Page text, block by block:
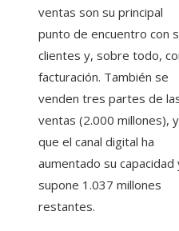
ventas son su principal
punto de encuentro con
clientes y, sobre todo,
facturación. También se
venden tres partes de
ventas (2.000 millones),
que el canal digital ha
aumentado su capacidad
supone 1.037 millones
restantes.